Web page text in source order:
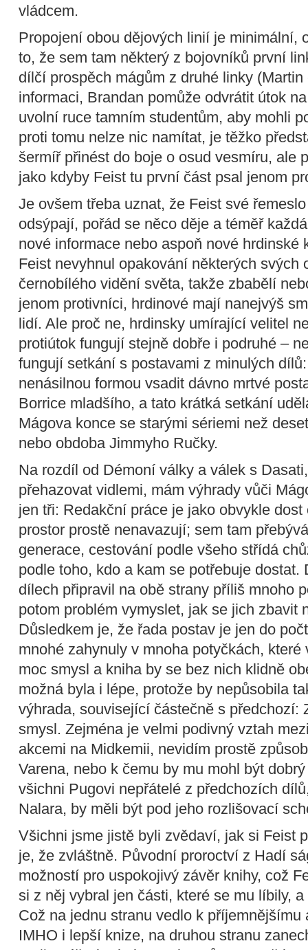
vládcem.
Propojení obou dějových linií je minimální,
to, že sem tam některý z bojovníků první
dílčí prospěch mágům z druhé linky
informaci, Brandan pomůže odvrátit útok
uvolní ruce tamním studentům, aby mohli
proti tomu nelze nic namítat, je těžko
šermíř přinést do boje o osud vesmíru, ale
jako kdyby Feist tu první část psal jenom
Je ovšem třeba uznat, že Feist své
odsýpají, pořád se něco děje a téměř
nové informace nebo aspoň nové hrdinské
Feist nevyhnul opakování některých svých
černobílého vidění světa, takže zbabělí
jenom protivníci, hrdinové mají nanejvýš
lidí. Ale proč ne, hrdinsky umírající velitel
protiútok fungují stejně dobře i podruhé –
fungují setkání s postavami z minulých
nenásilnou formou vsadit dávno mrtvé
Borrice mladšího, a tato krátká setkání
Mágova konce se starými sériemi než
nebo obdoba Jimmyho Ručky.
Na rozdíl od Démoní války a válek s
přehazovat vidlemi, mám výhrady vůči
jen tři: Redakční práce je jako obvykle
prostor prostě nenavazují; sem tam
generace, cestování podle všeho střídá
podle toho, kdo a kam se potřebuje
dílech připravil na obě strany příliš mnoho
potom problém vymyslet, jak se jich zbavit
Důsledkem je, že řada postav je jen do
mnohé zahynuly v mnoha potyčkách,
moc smysl a kniha by se bez nich klidně
možná byla i lépe, protože by nepůsobila
výhrada, související částečně s předchozí:
smysl. Zejména je velmi podivný vztah
akcemi na Midkemii, nevidím prostě
Varena, nebo k čemu by mu mohl být
všichni Pugovi nepřátelé z předchozích
Nalara, by měli být pod jeho rozlišovací
Všichni jsme jistě byli zvědaví, jak si Feist
je, že zvláštně. Původní proroctví z Hadí
možností pro uspokojivý závěr knihy, což
si z něj vybral jen části, které se mu líbily,
Což na jednu stranu vedlo k
IMHO i lepší knize, na druhou stranu